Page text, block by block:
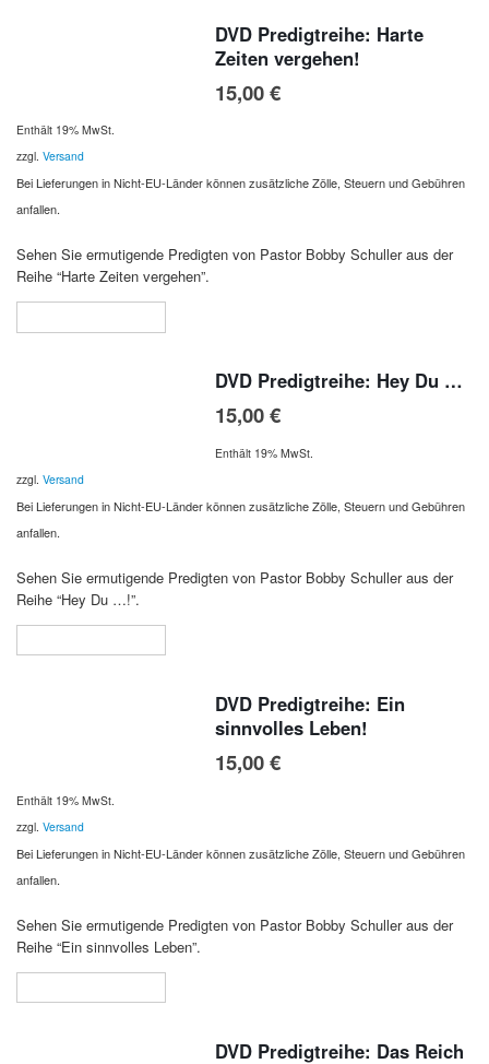
DVD Predigtreihe: Harte
Zeiten vergehen!
15,00€
Enthält 19% MwSt.
zzgl. Versand
Bei Lieferungen in Nicht-EU-Länder können zusätzliche Zölle, Steuern und Gebühren
anfallen.
Sehen Sie ermutigende Predigten von Pastor Bobby Schuller aus der
Reihe “Harte Zeiten vergehen”.
DVD Predigtreihe: Hey Du …
15,00€
Enthält 19% MwSt.
zzgl. Versand
Bei Lieferungen in Nicht-EU-Länder können zusätzliche Zölle, Steuern und Gebühren
anfallen.
Sehen Sie ermutigende Predigten von Pastor Bobby Schuller aus der
Reihe “Hey Du …!”.
DVD Predigtreihe: Ein
sinnvolles Leben!
15,00€
Enthält 19% MwSt.
zzgl. Versand
Bei Lieferungen in Nicht-EU-Länder können zusätzliche Zölle, Steuern und Gebühren
anfallen.
Sehen Sie ermutigende Predigten von Pastor Bobby Schuller aus der
Reihe “Ein sinnvolles Leben”.
DVD Predigtreihe: Das Reich